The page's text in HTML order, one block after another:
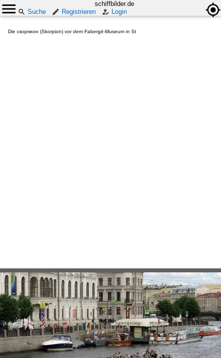
schiffbilder.de
Suche
Registrieren Login
Die скорпион (Skorpion) vor dem Fabergé-Museum in St